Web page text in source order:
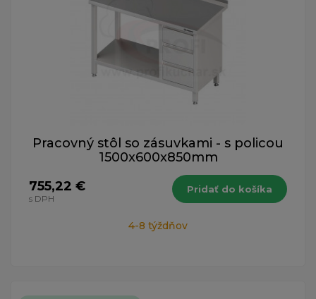
Pracovný stôl so zásuvkami - s policou
1500x600x850mm
755,22 €
s DPH
Pridať do košíka
4-8 týždňov